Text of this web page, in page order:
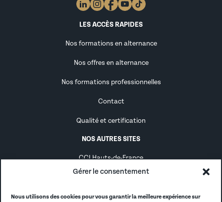
Gérer le consentement
Nous utilisons des cookies pour vous garantir la meilleure expérience sur
LES ACCÈS RAPIDES
Nos formations en alternance
Nos offres en alternance
Nos formations professionnelles
Contact
Qualité et certification
NOS AUTRES SITES
CCI Hauts-de-France
Alumni